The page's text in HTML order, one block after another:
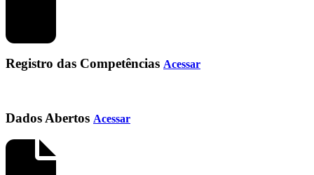
Registro das Competências Acessar
Dados Abertos Acessar